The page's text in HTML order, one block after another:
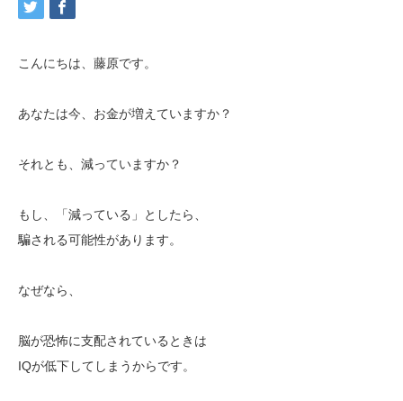
こんにちは、藤原です。
あなたは今、お金が増えていますか？
それとも、減っていますか？
もし、「減っている」としたら、
騙される可能性があります。
なぜなら、
脳が恐怖に支配されているときは
IQが低下してしまうからです。